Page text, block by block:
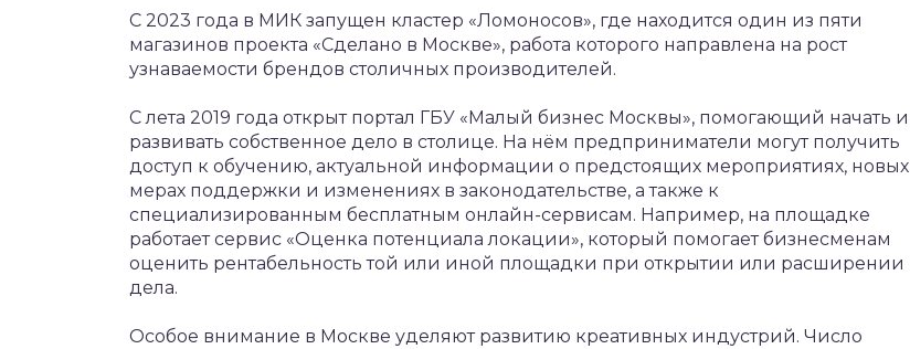
С 2023 года в МИК запущен кластер «Ломоносов», где находится один из пяти
магазинов проекта «Сделано в Москве», работа которого направлена на рост
узнаваемости брендов столичных производителей.
С лета 2019 года открыт портал ГБУ «Малый бизнес Москвы», помогающий начать и
развивать собственное дело в столице. На нём предприниматели могут получить
доступ к обучению, актуальной информации о предстоящих мероприятиях, новых
мерах поддержки и изменениях в законодательстве, а также к
специализированным бесплатным онлайн-сервисам. Например, на площадке
работает сервис «Оценка потенциала локации», который помогает бизнесменам
оценить рентабельность той или иной площадки при открытии или расширении
дела.
Особое внимание в Москве уделяют развитию креативных индустрий. Число